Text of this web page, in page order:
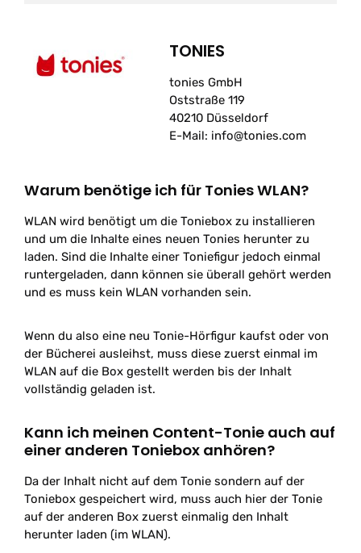
TONIES
tonies GmbH
Oststraße 119
40210 Düsseldorf
E-Mail: info@tonies.com
Warum benötige ich für Tonies WLAN?
WLAN wird benötigt um die Toniebox zu installieren
und um die Inhalte eines neuen Tonies herunter zu
laden. Sind die Inhalte einer Toniefigur jedoch einmal
runtergeladen, dann können sie überall gehört werden
und es muss kein WLAN vorhanden sein.
Wenn du also eine neu Tonie-Hörfigur kaufst oder von
der Bücherei ausleihst, muss diese zuerst einmal im
WLAN auf die Box gestellt werden bis der Inhalt
vollständig geladen ist.
Kann ich meinen Content-Tonie auch auf
einer anderen Toniebox anhören?
Da der Inhalt nicht auf dem Tonie sondern auf der
Toniebox gespeichert wird, muss auch hier der Tonie
auf der anderen Box zuerst einmalig den Inhalt
herunter laden (im WLAN).